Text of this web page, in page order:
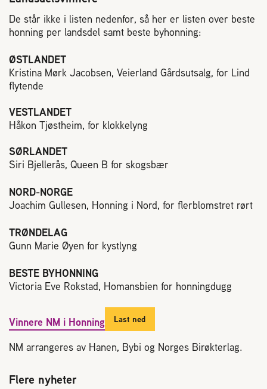
De står ikke i listen nedenfor, så her er listen over beste
honning per landsdel samt beste byhonning:
ØSTLANDET
Kristina Mørk Jacobsen, Veierland Gårdsutsalg, for Lind
flytende
VESTLANDET
Håkon Tjøstheim, for klokkelyng
SØRLANDET
Siri Bjellerås, Queen B for skogsbær
NORD-NORGE
Joachim Gullesen, Honning i Nord, for flerblomstret rørt
TRØNDELAG
Gunn Marie Øyen for kystlyng
BESTE BYHONNING
Victoria Eve Rokstad, Homansbien for honningdugg
Vinnere NM i Honning Last ned
NM arrangeres av Hanen, Bybi og Norges Birøkterlag.
Flere nyheter